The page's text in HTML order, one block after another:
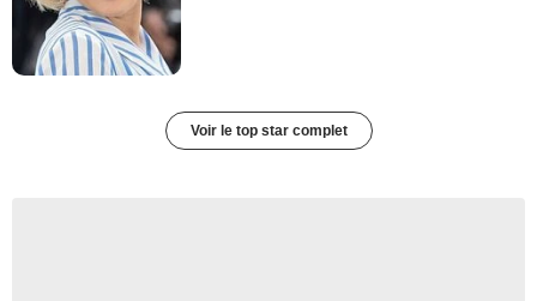
Voir le top star complet